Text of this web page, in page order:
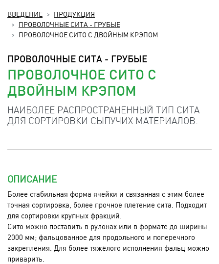
ВВЕДЕНИЕ
ПРОДУКЦИЯ
ПРОВОЛОЧНЫЕ СИТА - ГРУБЫЕ
ПРОВОЛОЧНОЕ СИТО С ДВОЙНЫМ КРЭПОМ
ПРОВОЛОЧНЫЕ СИТА - ГРУБЫЕ
ПРОВОЛОЧНОЕ СИТО С
ДВОЙНЫМ КРЭПОМ
НАИБОЛЕЕ РАСПРОСТРАНЕННЫЙ ТИП СИТА
ДЛЯ СОРТИРОВКИ СЫПУЧИХ МАТЕРИАЛОВ.
ОПИСАНИЕ
Более стабильная форма ячейки и связанная с этим более
точная сортировка, более прочное плетение сита. Подходит
для сортировки крупных фракций.
Сито можно поставить в рулонах или в формате до ширины
2000 мм; фальцованное для продольного и поперечного
закрепления. Для более тяжёлого исполнения фальц можно
приварить.